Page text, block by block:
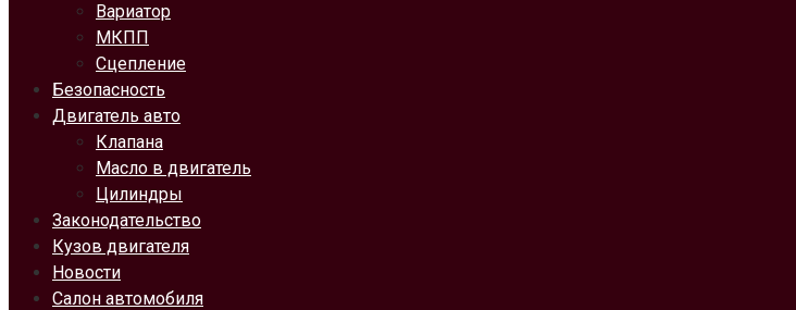
Вариатор
МКПП
Сцепление
Безопасность
Двигатель авто
Клапана
Масло в двигатель
Цилиндры
Законодательство
Кузов двигателя
Новости
Салон автомобиля